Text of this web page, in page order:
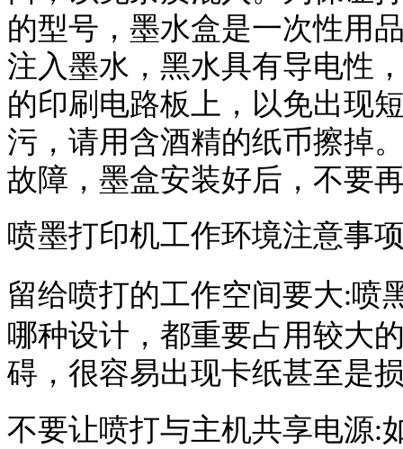
的型号，墨水盒是一次性用
注入墨水，黑水具有导电性
的印刷电路板上，以免出现
污，请用含酒精的纸币擦掉
故障，墨盒安装好后，不要
喷墨打印机工作环境注意事
留给喷打的工作空间要大:喷
哪种设计，都重要占用较大
碍，很容易出现卡纸甚至是
不要让喷打与主机共享电源: